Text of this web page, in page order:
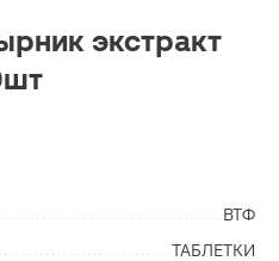
экстракт
ВТФ
ТАБЛЕТКИ